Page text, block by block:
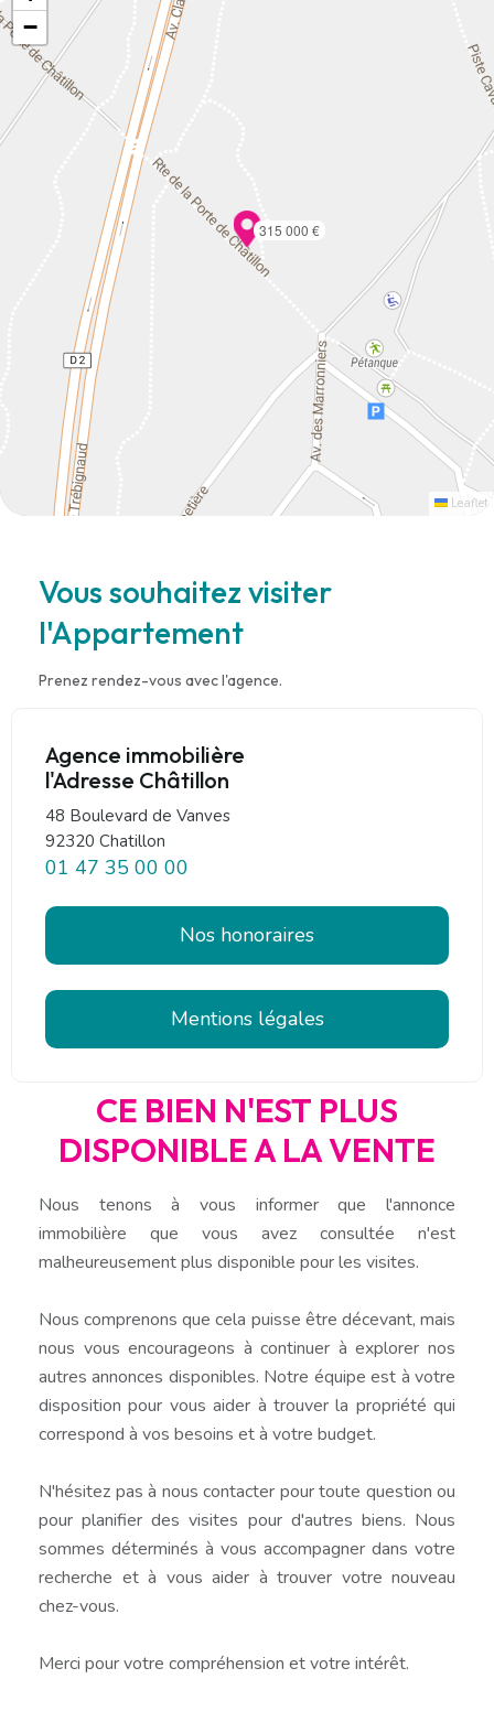
315 000 €
−
Leaflet
Vous souhaitez visiter
l'Appartement
Prenez rendez-vous avec l'agence.
Agence immobilière
l'Adresse Châtillon
48 Boulevard de Vanves
92320 Chatillon
01 47 35 00 00
Nos honoraires
Mentions légales
CE BIEN N'EST PLUS
DISPONIBLE A LA VENTE
Nous tenons à vous informer que l'annonce
immobilière que vous avez consultée n'est
malheureusement plus disponible pour les visites.
Nous comprenons que cela puisse être décevant, mais
nous vous encourageons à continuer à explorer nos
autres annonces disponibles. Notre équipe est à votre
disposition pour vous aider à trouver la propriété qui
correspond à vos besoins et à votre budget.
N'hésitez pas à nous contacter pour toute question ou
pour planifier des visites pour d'autres biens. Nous
sommes déterminés à vous accompagner dans votre
recherche et à vous aider à trouver votre nouveau
chez-vous.
Merci pour votre compréhension et votre intérêt.